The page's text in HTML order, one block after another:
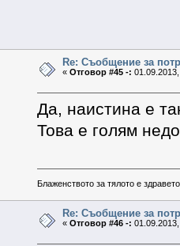
Re: Съобщение за
«Отговор #45 -:
Да, наистина е
Това е голям
Блаженството за тялото е
Re: Съобщение за
«Отговор #46 -: